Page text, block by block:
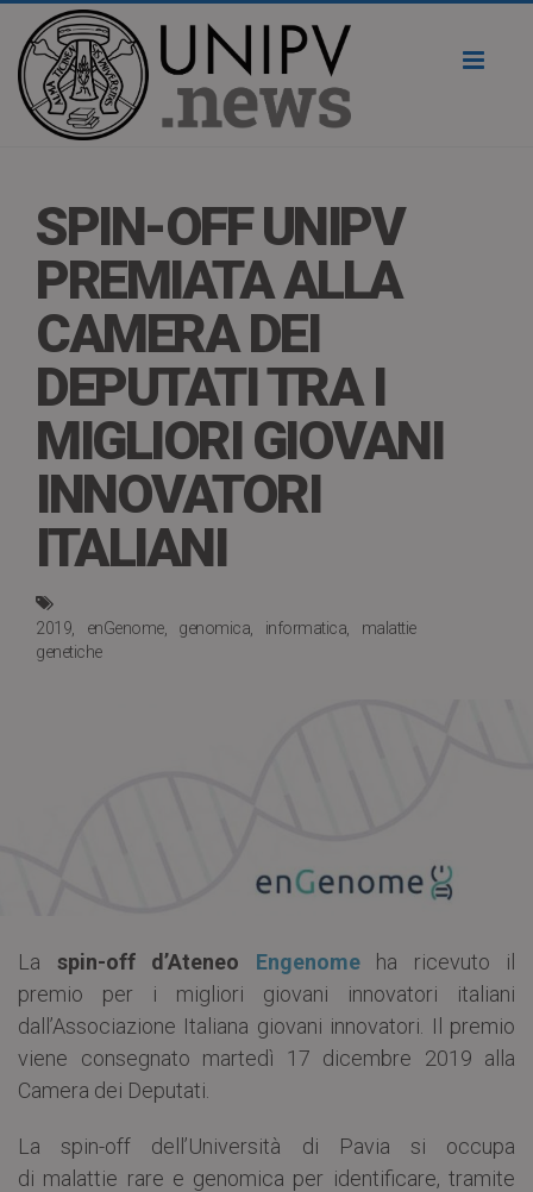
SPIN-OFF UNIPV
PREMIATA ALLA
CAMERA DEI
DEPUTATI TRA I
MIGLIORI GIOVANI
INNOVATORI
ITALIANI
2019 enGenome genomica informatica
malattie
genetiche
La spin-off d’Ateneo Engenomeha ricevuto il
premio per i migliori giovani innovatori italiani
dall’Associazione Italiana giovani innovatori. Il premio
viene consegnato martedì 17 dicembre 2019 alla
Camera dei Deputati.
La spin-off dell’Università di Pavia si occupa
di malattie rare e genomica per identificare, tramite